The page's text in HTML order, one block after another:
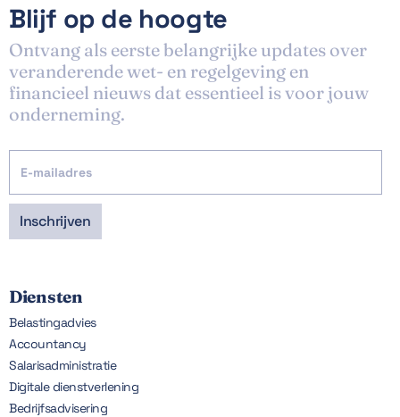
Blijf op de hoogte
Ontvang als eerste belangrijke updates over
veranderende wet- en regelgeving en
financieel nieuws dat essentieel is voor jouw
onderneming.
Diensten
Belastingadvies
Accountancy
Salarisadministratie
Digitale dienstverlening
Bedrijfsadvisering